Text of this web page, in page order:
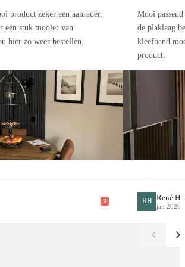
voor een lichtere sfeer
tinten
en messing accenten
Elite Decoration
2-5 werkdagen
tips
product zeker een aanrader.
een stuk mooier van
hier zo weer bestellen.
J
Mooi
de plaklaag
kleefband
product.
RH René H.
jan 2026